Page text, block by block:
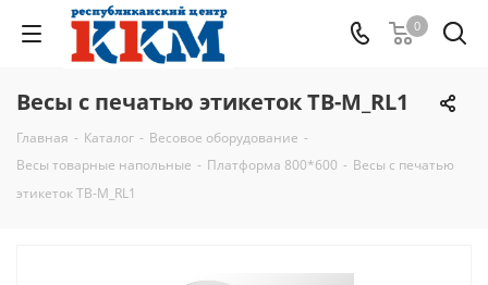
0
Весы с печатью этикеток ТВ-M_RL1
Главная - Каталог - Весовое оборудование -
Весы товарные напольные - Платформа 800*600 - Весы с печатью
этикеток ТВ-M_RL1